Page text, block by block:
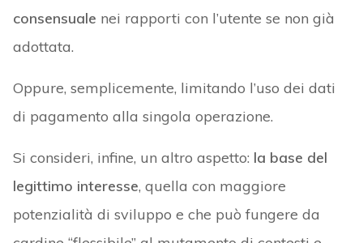
consensuale nei rapporti con l’utente se non già
adottata.
Oppure, semplicemente, limitando l’uso dei dati
di pagamento alla singola operazione.
Si consideri, infine, un altro aspetto: la base del
legittimo interesse, quella con maggiore
potenzialità di sviluppo e che può fungere da